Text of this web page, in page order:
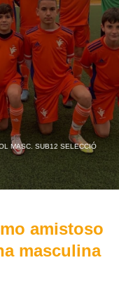
MASC. SUB12 SELECCIÓ
amistoso
masculina